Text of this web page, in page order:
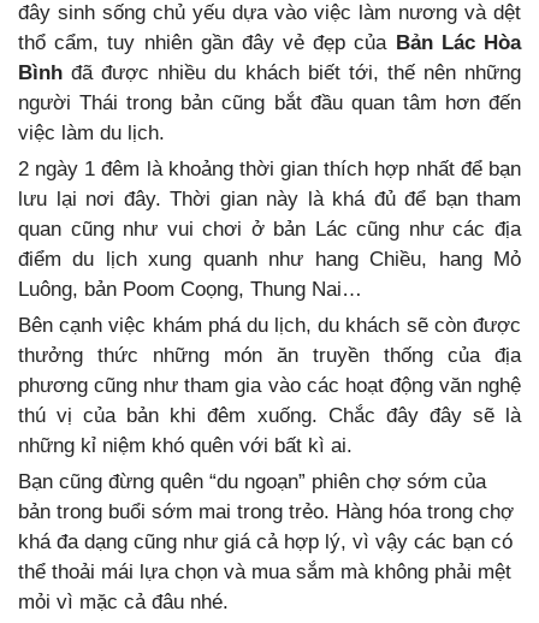
đây sinh sống chủ yếu dựa vào việc làm nương và dệt
thổ cẩm, tuy nhiên gần đây vẻ đẹp của Bản Lác Hòa
Bình đã được nhiều du khách biết tới, thế nên những
người Thái trong bản cũng bắt đầu quan tâm hơn đến
việc làm du lịch.
2 ngày 1 đêm là khoảng thời gian thích hợp nhất để bạn
lưu lại nơi đây. Thời gian này là khá đủ để bạn tham
quan cũng như vui chơi ở bản Lác cũng như các địa
điểm du lịch xung quanh như hang Chiều, hang Mỏ
Luông, bản Poom Coọng, Thung Nai…
Bên cạnh việc khám phá du lịch, du khách sẽ còn được
thưởng thức những món ăn truyền thống của địa
phương cũng như tham gia vào các hoạt động văn nghệ
thú vị của bản khi đêm xuống. Chắc đây đây sẽ là
những kỉ niệm khó quên với bất kì ai.
Bạn cũng đừng quên “du ngoạn” phiên chợ sớm của
bản trong buổi sớm mai trong trẻo. Hàng hóa trong chợ
khá đa dạng cũng như giá cả hợp lý, vì vậy các bạn có
thể thoải mái lựa chọn và mua sắm mà không phải mệt
mỏi vì mặc cả đâu nhé.